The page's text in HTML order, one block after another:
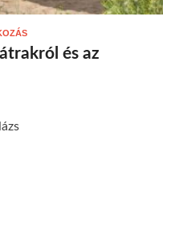
és az